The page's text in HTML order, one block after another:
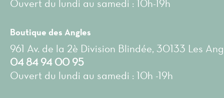
Ouvert du lundi au samedi : 10h-19h
Boutique des Angles
961 Av. de la 2è Division Blindée, 30133 Les
04 84 94 00 95
Ouvert du lundi au samedi : 10h -19h